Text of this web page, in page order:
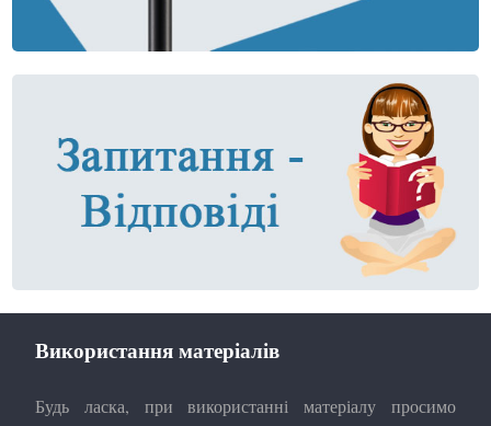
Використання матеріалів
Будь ласка, при використанні матеріалу просимо